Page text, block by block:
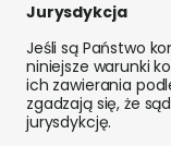
Jurysdykcja
Jeśli są Państwo
niniejsze warunki
ich zawierania
zgadzają się, że
jurysdykcję.